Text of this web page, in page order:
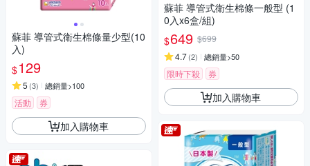
蘇菲 導管式衛生棉條量少型(10
入)
$129
5 (3) 總銷量>100
活動 券
加入購物車
蘇菲 導管式衛生棉條一般型 (1
0入x6盒/組)
$649 $699
4.7(2) 總銷量>50
限時下殺 券
加入購物車